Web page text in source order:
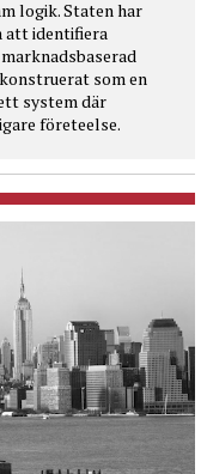
logik. Staten har
att identifiera
som en
system där
företeelse.